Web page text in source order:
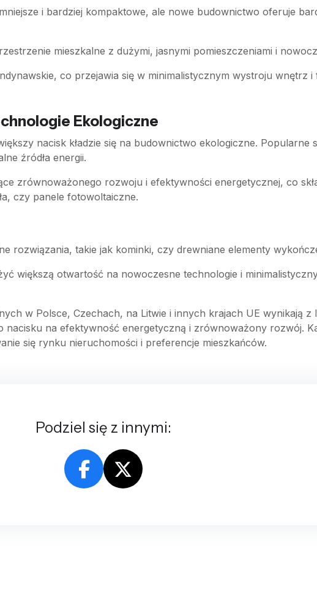
i bardziej kompaktowe, ale nowe budownictwo oferuje
mieszkalne z dużymi, jasnymi pomieszczeniami i
co przejawia się w minimalistycznym wystroju wnętrz i
Ekologiczne
nacisk kładzie się na budownictwo ekologiczne. Popularne
źródła energii.
zrównoważonego rozwoju i efektywności energetycznej, co
czy panele fotowoltaiczne.
rozwiązania, takie jak kominki, czy drewniane elementy
większą otwartość na nowoczesne technologie i
w Polsce, Czechach, na Litwie i innych krajach UE wynikają z
nacisku na efektywność energetyczną i zrównoważony rozwój.
się rynku nieruchomości i preferencje mieszkańców.
Podziel się z innymi: